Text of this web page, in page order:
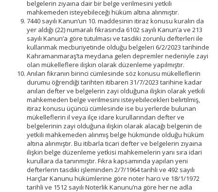
belgelerin zıyaına dair bir belge verilmesini yetkili
mahkemeden isteyebileceği hüküm altına alınmıştır.
7440 sayılı Kanun’un 10. maddesinin itiraz konusu kuralın da
yer aldığı (22) numaralı fıkrasında 6102 sayılı Kanun’a ve 213
sayılı Kanun’a göre tutulması ve tasdiki zorunlu defterleri ile
kullanmak mecburiyetinde olduğu belgeleri 6/2/2023 tarihinde
Kahramanmaraş’ta meydana gelen depremler nedeniyle zayi
olan mükelleflere ilişkin olarak düzenleme yapılmıştır.
Anılan fıkranın birinci cümlesinde söz konusu mükelleflerin
durumu öğrendiği tarihten itibaren 31/7/2023 tarihine kadar
anılan defter ve belgelerin zayi olduğuna ilişkin olarak yetkili
mahkemeden belge verilmesini isteyebilecekleri belirtilmiş,
itiraz konusu üçüncü cümlesinde ise bu yerlerde bulunan
mükelleflerin il veya ilçe idare kurullarından defter ve
belgelerinin zayi olduğuna ilişkin olarak alacağı belgenin de
yetkili mahkemeden alınmış belge hükmünde olduğu hüküm
altına alınmıştır. Bu itibarla ticari defter ve belgelerin zıyaına
ilişkin belge düzenleme yetkisi mahkemelerin yanı sıra idari
kurullara da tanınmıştır. Fıkra kapsamında yapılan yeni
defterlerin tasdiki işleminden 2/7/1964 tarihli ve 492 sayılı
Harçlar Kanunu hükümlerine göre noter harcı ve 18/1/1972
tarihli ve 1512 sayılı Noterlik Kanunu’na göre her ne adla